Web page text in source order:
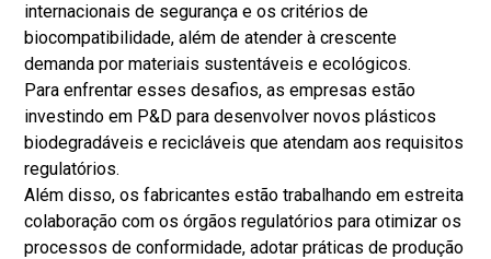
internacionais de segurança e os critérios de
biocompatibilidade, além de atender à crescente
demanda por materiais sustentáveis e ecológicos.
Para enfrentar esses desafios, as empresas estão
investindo em P&D para desenvolver novos plásticos
biodegradáveis e recicláveis que atendam aos requisitos
regulatórios.
Além disso, os fabricantes estão trabalhando em estreita
colaboração com os órgãos regulatórios para otimizar os
processos de conformidade, adotar práticas de produção